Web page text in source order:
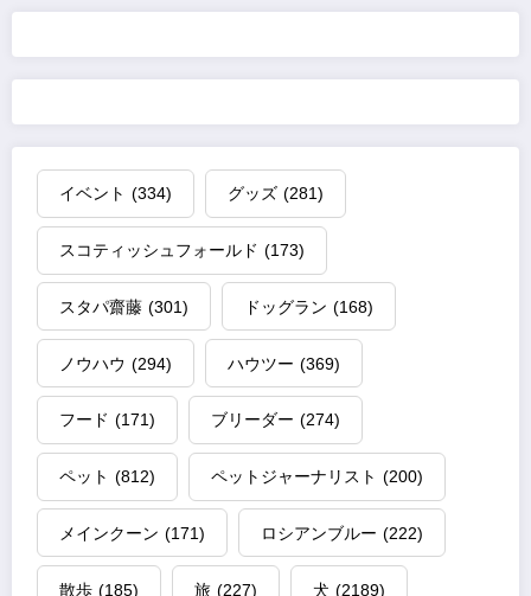
イベント (334) グッズ (281)
スコティッシュフォールド (173)
スタパ齋藤 (301) ドッグラン (168)
ノウハウ (294) ハウツー (369)
フード (171) ブリーダー (274)
ペット (812) ペットジャーナリスト (200)
メインクーン (171) ロシアンブルー (222)
散歩 (185) 旅 (227) 犬 (2189)